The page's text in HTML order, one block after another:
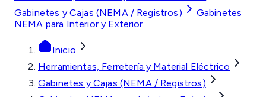
Gabinetes y Cajas (NEMA / Registros)
Gabinetes
NEMA para Interior y Exterior
Inicio
Herramientas, Ferretería y Material Eléctrico
Gabinetes y Cajas (NEMA / Registros)